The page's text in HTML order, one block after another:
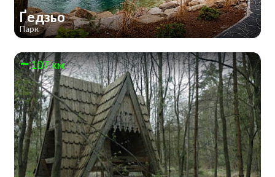
Ґедзьо
Парк
107 км